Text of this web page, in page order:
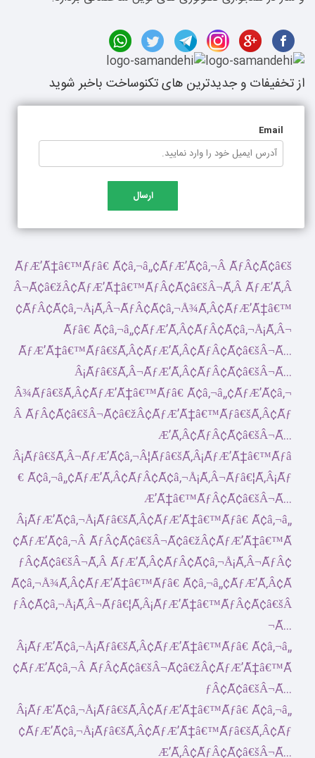
از تخفیفات و جدیدترین های تکنوساخت باخبر شوید
Email